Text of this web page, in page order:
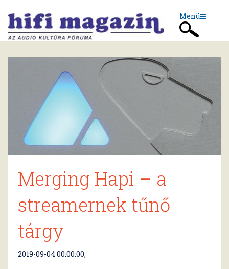
Menü
Merging Hapi – a
streamernek tűnő
tárgy
2019-09-04 00:00:00,